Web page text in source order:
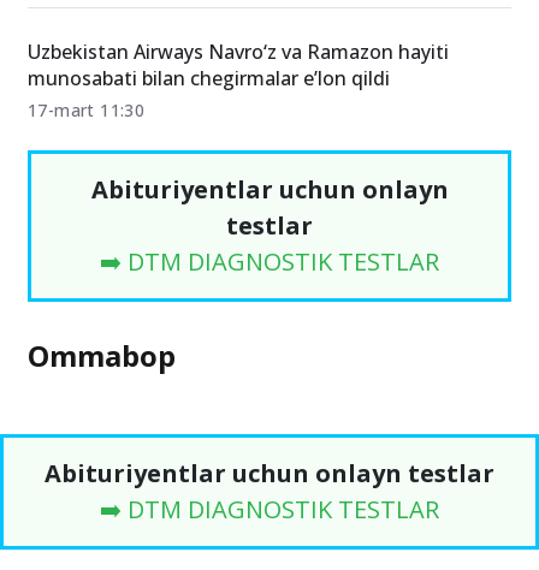
Uzbekistan Airways Navro‘z va Ramazon hayiti
munosabati bilan chegirmalar e’lon qildi
17-mart 11:30
Abituriyentlar uchun onlayn
testlar
➡️ DTM DIAGNOSTIK TESTLAR
Ommabop
Abituriyentlar uchun onlayn testlar
➡️ DTM DIAGNOSTIK TESTLAR